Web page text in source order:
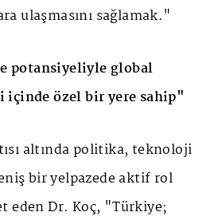
ulaşmasını sağlamak."
potansiyeliyle global
özel bir yere sahip"
altında politika, teknoloji
bir yelpazede aktif rol
eden Dr. Koç, "Türkiye;